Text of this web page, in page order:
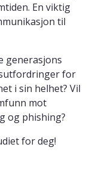
En viktig
til
generasjons
for
i sin helhet? Vil
mot
og phishing?
for deg!